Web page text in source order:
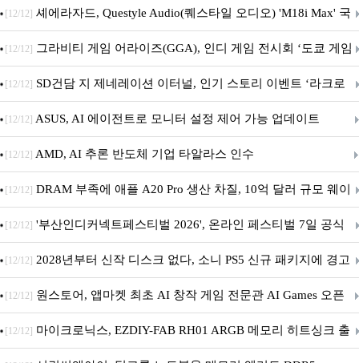
[12/12] 셰에라자드, Questyle Audio(퀘스타일 오디오) 'M18i Max' 국
내 정식 출시
[12/12] 그라비티 게임 어라이즈(GGA), 인디 게임 전시회 ‘도쿄 게임
던전 13’ 참가!
[12/12] SD건담 지 제네레이션 이터널, 인기 스토리 이벤트 ‘라크로
아의 용사’ 재개최 및 풍성한 기념 이벤트 실시!
[12/12] ASUS, AI 에이전트로 모니터 설정 제어 가능 업데이트
[12/12] AMD, AI 추론 반도체 기업 타알라스 인수
[12/12] DRAM 부족에 애플 A20 Pro 생산 차질, 10억 달러 규모 웨이
퍼 대기
[12/12] '부산인디커넥트페스티벌 2026', 온라인 페스티벌 7일 공식
개막... 22일간 진행
[12/12] 2028년부터 신작 디스크 없다, 소니 PS5 신규 패키지에 경고
문 추가
[12/12] 원스토어, 앱마켓 최초 AI 창작 게임 전문관 AI Games 오픈
[12/12] 마이크로닉스, EZDIY-FAB RH01 ARGB 메모리 히트싱크 출